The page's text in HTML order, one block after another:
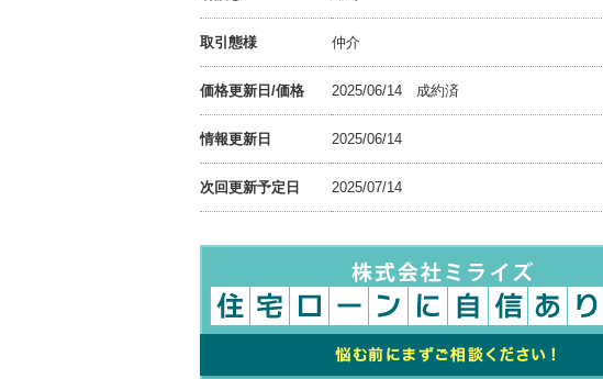
取引態様 仲介
価格更新日/価格 2025/06/14 成約済
情報更新日 2025/06/14
次回更新予定日 2025/07/14